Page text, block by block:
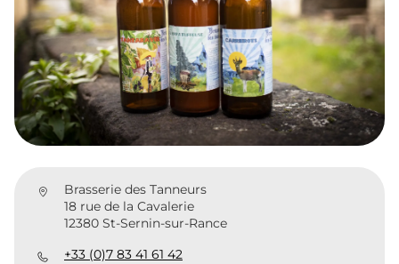
Brasserie des Tanneurs
18 rue de la Cavalerie
12380 St-Sernin-sur-Rance
+33 (0)7 83 41 61 42